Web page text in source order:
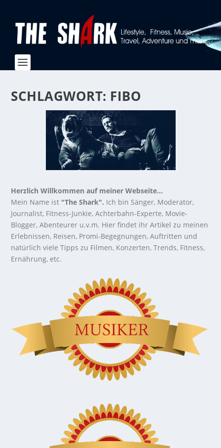
SCHLAGWORT: FIBO
Herzlich Willkommen auf meiner Webseite...
Mein Name ist "The Shark". Ich bin Sänger, Moderator,
Journalist, Fitness-Junkie, Achterbahn-Experte, Movie-
Blogger, Abenteurer u.v.m. Hier findet ihr Artikel zu meinen
Erlebnissen, Reisen, Promi-Begegnungen, Auftritten und
natürlich viele Tipps zu Filmen, Konzerten, Trends, Fitness,
Ernährung, etc.